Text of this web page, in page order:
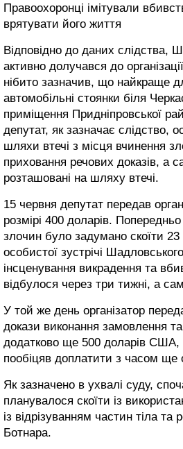
Правоохоронці імітували
врятувати його життя
Відповідно до даних слідства,
активно долучався до
нібито зазначив, що найкраще
автомобільні стоянки біля
приміщення Придніпровської
депутат, як зазначає слідство,
шляхи втечі з місця вчинення
приховання речових доказів, а
розташовані на шляху втечі.
15 червня депутат передав
розмірі 400 доларів. Попередньо
злочин було задумано скоїти 23
особистої зустрічі
інсценування викрадення та
відбулося через три тижні, а
У той же день організатор
докази виконання замовлення
додатково ще 500 доларів США,
пообіцяв доплатити з часом ще
Як зазначено в ухвалі суду,
планувалося скоїти із
із відрізуванням частин тіла та
Ботнара.